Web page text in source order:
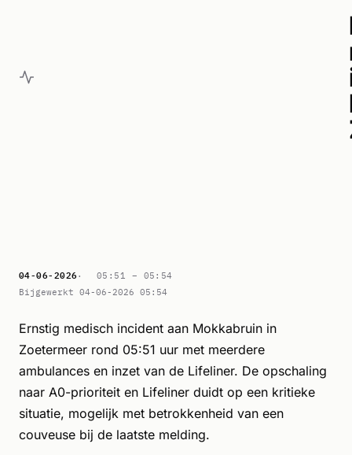
04-06-2026 05:51 – 05:54
Bijgewerkt 04-06-2026 05:54
Ernstig medisch incident aan Mokkabruin in
Zoetermeer rond 05:51 uur met meerdere
ambulances en inzet van de Lifeliner. De opschaling
naar A0-prioriteit en Lifeliner duidt op een kritieke
situatie, mogelijk met betrokkenheid van een
couveuse bij de laatste melding.